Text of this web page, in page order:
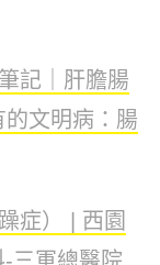
記｜肝膽腸
文明病：腸
症） | 西園